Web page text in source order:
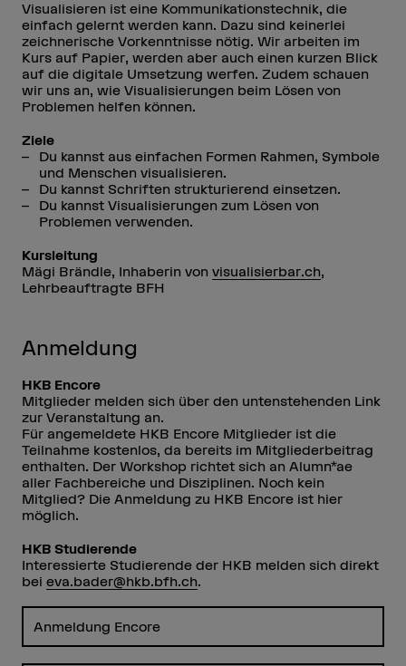
Visualisieren ist eine Kommunikationstechnik, die
einfach gelernt werden kann. Dazu sind keinerlei
zeichnerische Vorkenntnisse nötig. Wir arbeiten im
Kurs auf Papier, werden aber auch einen kurzen Blick
auf die digitale Umsetzung werfen. Zudem schauen
wir uns an, wie Visualisierungen beim Lösen von
Problemen helfen können.
Ziele
Du kannst aus einfachen Formen Rahmen, Symbole
und Menschen visualisieren.
Du kannst Schriften strukturierend einsetzen.
Du kannst Visualisierungen zum Lösen von
Problemen verwenden.
Kursleitung
Mägi Brändle, Inhaberin von visualisierbar.ch,
Lehrbeauftragte BFH
Anmeldung
HKB Encore
Mitglieder melden sich über den untenstehenden Link
zur Veranstaltung an.
Für angemeldete HKB Encore Mitglieder ist die
Teilnahme kostenlos, da bereits im Mitgliederbeitrag
enthalten. Der Workshop richtet sich an Alumn*ae
aller Fachbereiche und Disziplinen. Noch kein
Mitglied? Die Anmeldung zu HKB Encore ist hier
möglich.
HKB Studierende
Interessierte Studierende der HKB melden sich direkt
bei eva.bader@hkb.bfh.ch.
Anmeldung Encore